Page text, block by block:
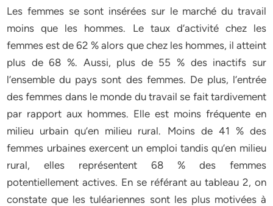
Les femmes se sont insérées sur le marché du travail
moins que les hommes. Le taux d’activité chez les
femmes est de 62 % alors que chez les hommes, il atteint
plus de 68 %. Aussi, plus de 55 % des inactifs sur
l’ensemble du pays sont des femmes. De plus, l’entrée
des femmes dans le monde du travail se fait tardivement
par rapport aux hommes. Elle est moins fréquente en
milieu urbain qu’en milieu rural. Moins de 41 % des
femmes urbaines exercent un emploi tandis qu’en milieu
rural, elles représentent 68 % des femmes
potentiellement actives. En se référant au tableau 2, on
constate que les tuléariennes sont les plus motivées à